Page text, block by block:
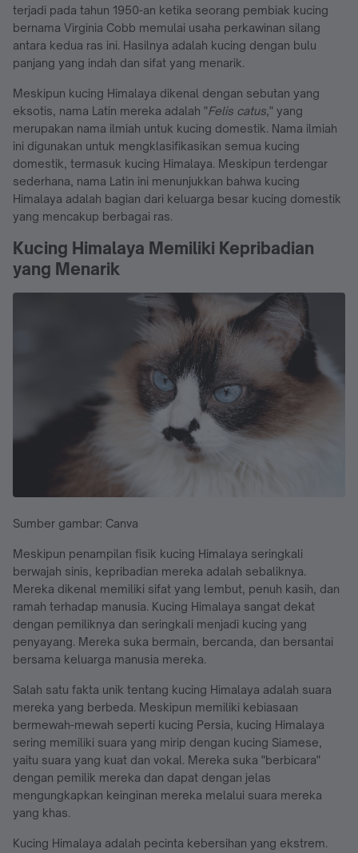
terjadi pada tahun 1950-an ketika seorang pembiak kucing
bernama Virginia Cobb memulai usaha perkawinan silang
antara kedua ras ini. Hasilnya adalah kucing dengan bulu
panjang yang indah dan sifat yang menarik.
Meskipun kucing Himalaya dikenal dengan sebutan yang
eksotis, nama Latin mereka adalah "Felis catus," yang
merupakan nama ilmiah untuk kucing domestik. Nama ilmiah
ini digunakan untuk mengklasifikasikan semua kucing
domestik, termasuk kucing Himalaya. Meskipun terdengar
sederhana, nama Latin ini menunjukkan bahwa kucing
Himalaya adalah bagian dari keluarga besar kucing domestik
yang mencakup berbagai ras.
Kucing Himalaya Memiliki Kepribadian
yang Menarik
Sumber gambar: Canva
Meskipun penampilan fisik kucing Himalaya seringkali
berwajah sinis, kepribadian mereka adalah sebaliknya.
Mereka dikenal memiliki sifat yang lembut, penuh kasih, dan
ramah terhadap manusia. Kucing Himalaya sangat dekat
dengan pemiliknya dan seringkali menjadi kucing yang
penyayang. Mereka suka bermain, bercanda, dan bersantai
bersama keluarga manusia mereka.
Salah satu fakta unik tentang kucing Himalaya adalah suara
mereka yang berbeda. Meskipun memiliki kebiasaan
bermewah-mewah seperti kucing Persia, kucing Himalaya
sering memiliki suara yang mirip dengan kucing Siamese,
yaitu suara yang kuat dan vokal. Mereka suka "berbicara"
dengan pemilik mereka dan dapat dengan jelas
mengungkapkan keinginan mereka melalui suara mereka
yang khas.
Kucing Himalaya adalah pecinta kebersihan yang ekstrem.